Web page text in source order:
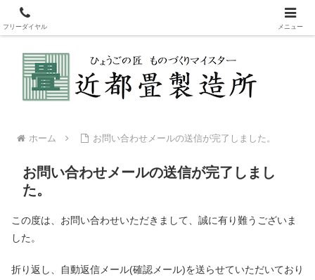
新畳・表替え・裏返しなどの畳製造販売。畳を変えてリフレッシュ！赤ちゃ
んも安心安全な国産畳表
ホーム お問い合わせメールの送信が完了しました。
お問い合わせメールの送信が完了しまし
た。
この度は、お問い合わせいただきまして、誠に有り難うございま
した。
折り返し、自動返信メール(確認メール)を送らせていただいており
フリーダイヤル メニュー